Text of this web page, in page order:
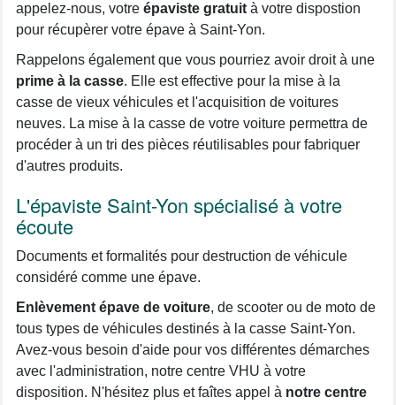
appelez-nous, votre épaviste gratuit à votre dispostion
pour récupèrer votre épave à Saint-Yon.
Rappelons également que vous pourriez avoir droit à une
prime à la casse. Elle est effective pour la mise à la
casse de vieux véhicules et l'acquisition de voitures
neuves. La mise à la casse de votre voiture permettra de
procéder à un tri des pièces réutilisables pour fabriquer
d'autres produits.
L'épaviste Saint-Yon spécialisé à votre
écoute
Documents et formalités pour destruction de véhicule
considéré comme une épave.
Enlèvement épave de voiture, de scooter ou de moto de
tous types de véhicules destinés à la casse Saint-Yon.
Avez-vous besoin d'aide pour vos différentes démarches
avec l'administration, notre centre VHU à votre
disposition. N'hésitez plus et faîtes appel à notre centre